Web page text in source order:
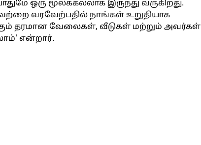
ஒரு மூலக்கல்லாக இருந்து வருகிறது.
வரவேற்பதில் நாங்கள் உறுதியாக
தரமான வேலைகள், வீடுகள் மற்றும் அவர்கள்
என்றார்.